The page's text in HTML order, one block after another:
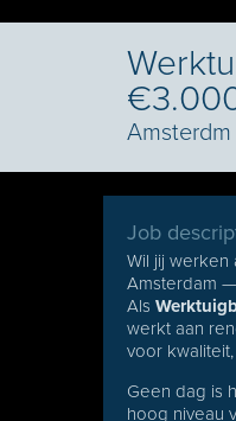
Amsterdm
Job
Wil jij
Amsterdam
Als
werkt aan
voor
Geen dag is
hoog niveau